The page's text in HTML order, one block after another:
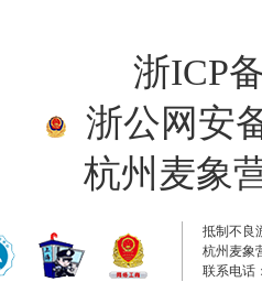
浙ICP
浙公网安
杭州麦象
抵制不良
杭州麦象
联系电话